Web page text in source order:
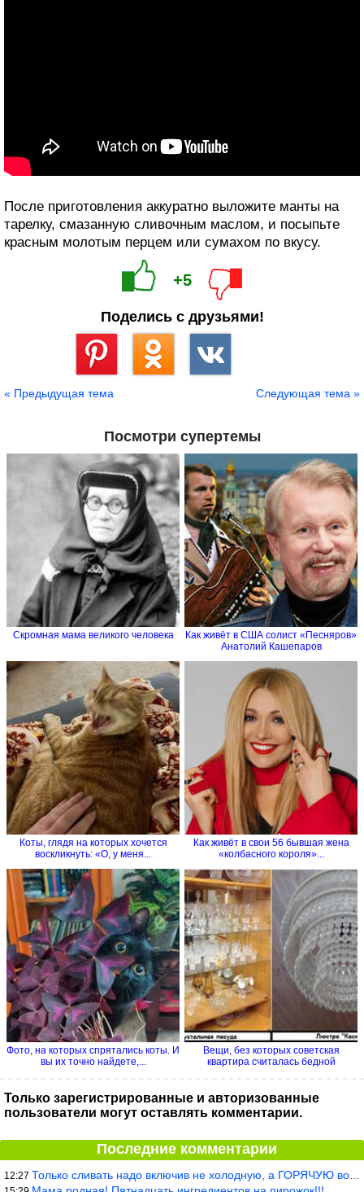
После приготовления аккуратно выложите манты на
тарелку, смазанную сливочным маслом, и посыпьте
красным молотым перцем или сумахом по вкусу.
+5
Поделись с друзьями!
« Предыдущая тема Следующая тема »
Посмотри супертемы
Скромная мама великого человека
Как живёт в США солист «Песняров»
Анатолий Кашепаров
Коты, глядя на которых хочется
воскликнуть: «О, у меня...
Как живёт в свои 56 бывшая жена
«колбасного короля»...
Фото, на которых спрятались коты. И
вы их точно найдете,...
Вещи, без которых советская
квартира считалась бедной
Только зарегистрированные и авторизованные
пользователи могут оставлять комментарии.
Последние комментарии
12:27 Только сливать надо включив не холодную, а ГОРЯЧУЮ воду. Трубы в